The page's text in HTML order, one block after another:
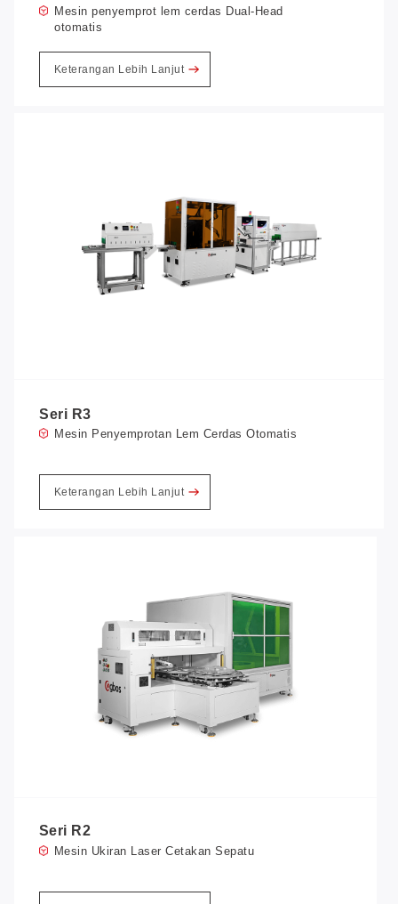
Mesin penyemprot lem cerdas Dual-Head
otomatis
Keterangan Lebih Lanjut
Seri R3
Mesin Penyemprotan Lem Cerdas Otomatis
Keterangan Lebih Lanjut
Seri R2
Mesin Ukiran Laser Cetakan Sepatu